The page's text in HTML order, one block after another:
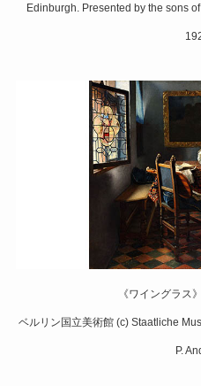
Edinburgh. Presented by the sons
《ワイングラス
ベルリン国立美術館 (c) Staatliche
P.